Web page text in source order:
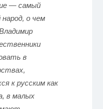
— самый
о чем
в
к русским как
в малых